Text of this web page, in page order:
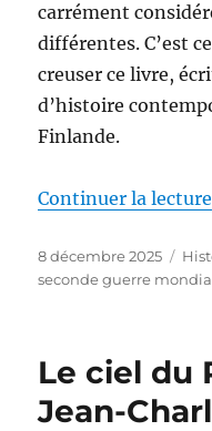
carrément
différentes. C’est
creuser ce livre,
d’histoire
Finlande.
Continuer la lecture
Publié
le
8 décembre 2025
seconde guerre
Le ciel du
Jean-